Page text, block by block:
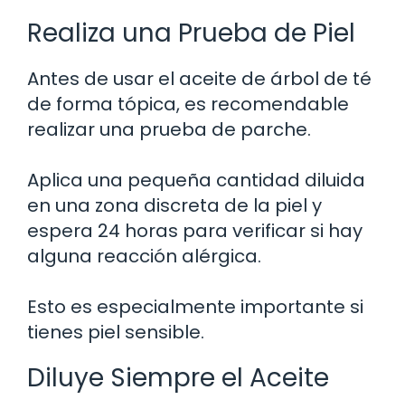
Realiza una Prueba de Piel
Antes de usar el aceite de árbol de té
de forma tópica, es recomendable
realizar una prueba de parche.
Aplica una pequeña cantidad diluida
en una zona discreta de la piel y
espera 24 horas para verificar si hay
alguna reacción alérgica.
Esto es especialmente importante si
tienes piel sensible.
Diluye Siempre el Aceite